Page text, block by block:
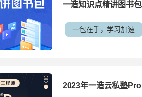
一造知识点精讲图书包
一包在手，学习加速
2023年一造云私塾Pro